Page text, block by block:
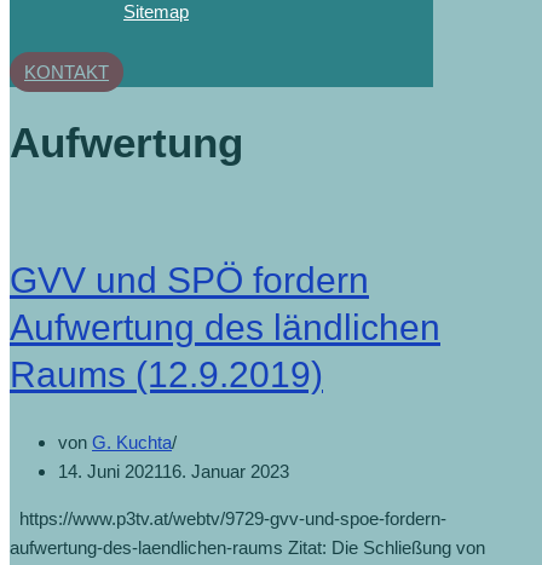
Sitemap
KONTAKT
Aufwertung
GVV und SPÖ fordern
Aufwertung des ländlichen
Raums (12.9.2019)
von G. Kuchta
14. Juni 202116. Januar 2023
https://www.p3tv.at/webtv/9729-gvv-und-spoe-fordern-
aufwertung-des-laendlichen-raums Zitat: Die Schließung von